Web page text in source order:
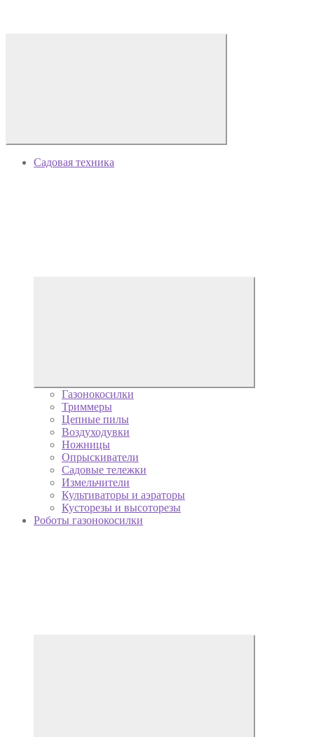
Садовая техника
Газонокосилки
Триммеры
Цепные пилы
Воздуходувки
Ножницы
Опрыскиватели
Садовые тележки
Измельчители
Культиваторы и аэраторы
Кусторезы и высоторезы
Роботы газонокосилки